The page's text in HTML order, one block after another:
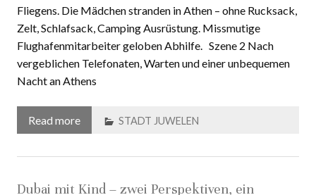
und garantiert einen „gelungenen“ Einstieg in die Welt des
Fliegens. Die Mädchen stranden in Athen – ohne Rucksack,
Zelt, Schlafsack, Camping Ausrüstung. Missmutige
Flughafenmitarbeiter geloben Abhilfe. Szene 2 Nach
vergeblichen Telefonaten, Warten und einer unbequemen
Read more